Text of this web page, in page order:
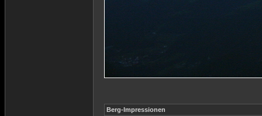
Berg-Impressionen